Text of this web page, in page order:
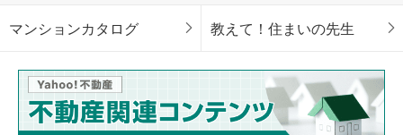
マンションカタログ 教えて！住まいの先生